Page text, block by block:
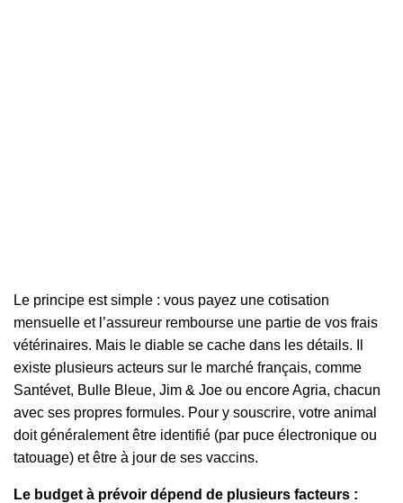
Le principe est simple : vous payez une cotisation
mensuelle et l’assureur rembourse une partie de vos frais
vétérinaires. Mais le diable se cache dans les détails. Il
existe plusieurs acteurs sur le marché français, comme
Santévet, Bulle Bleue, Jim & Joe ou encore Agria, chacun
avec ses propres formules. Pour y souscrire, votre animal
doit généralement être identifié (par puce électronique ou
tatouage) et être à jour de ses vaccins.
Le budget à prévoir dépend de plusieurs facteurs :